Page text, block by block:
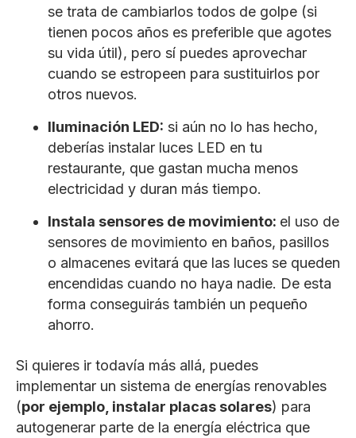
se trata de cambiarlos todos de golpe (si
tienen pocos años es preferible que agotes
su vida útil), pero sí puedes aprovechar
cuando se estropeen para sustituirlos por
otros nuevos.
Iluminación LED: si aún no lo has hecho,
deberías instalar luces LED en tu
restaurante, que gastan mucha menos
electricidad y duran más tiempo.
Instala sensores de movimiento: el uso de
sensores de movimiento en baños, pasillos
o almacenes evitará que las luces se queden
encendidas cuando no haya nadie. De esta
forma conseguirás también un pequeño
ahorro.
Si quieres ir todavía más allá, puedes
implementar un sistema de energías renovables
(por ejemplo, instalar placas solares) para
autogenerar parte de la energía eléctrica que